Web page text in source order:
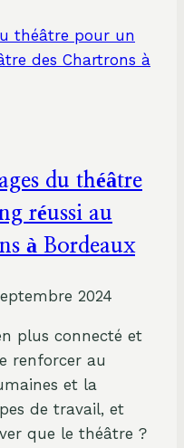
du théâtre
réussi au
à Bordeaux
2024
plus connecté et
renforcer au
et la
de travail, et
que le théâtre ?